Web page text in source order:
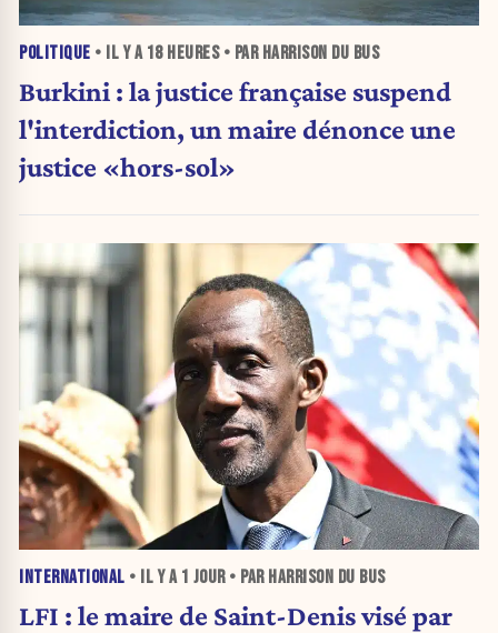
POLITIQUE • IL Y A 18 HEURES• PAR HARRISON DU BUS
Burkini : la justice française suspend
l'interdiction, un maire dénonce une
justice «hors-sol»
INTERNATIONAL • IL Y A 1 JOUR• PAR HARRISON DU BUS
LFI : le maire de Saint-Denis visé par